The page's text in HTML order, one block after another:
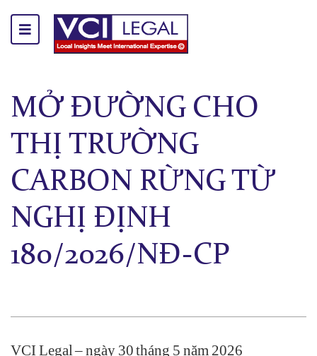
MỞ ĐƯỜNG CHO
THỊ TRƯỜNG
CARBON RỪNG TỪ
NGHỊ ĐỊNH
180/2026/NĐ-CP
VCI Legal – ngày 30 tháng 5 năm 2026